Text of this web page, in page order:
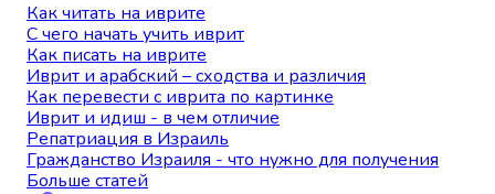
Как читать на иврите
С чего начать учить иврит
Как писать на иврите
Иврит и арабский – сходства и различия
Как перевести с иврита по картинке
Иврит и идиш - в чем отличие
Репатриация в Израиль
Гражданство Израиля - что нужно для получения
Больше статей